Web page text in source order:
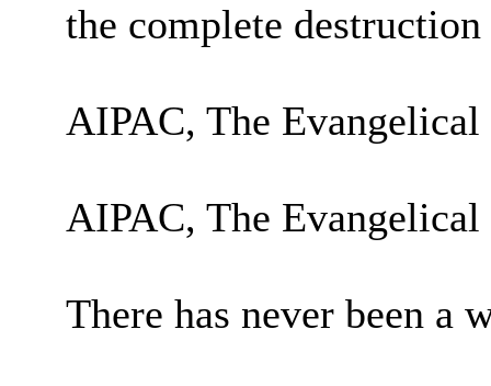
the complete
AIPAC, The
AIPAC, The
There has never been a